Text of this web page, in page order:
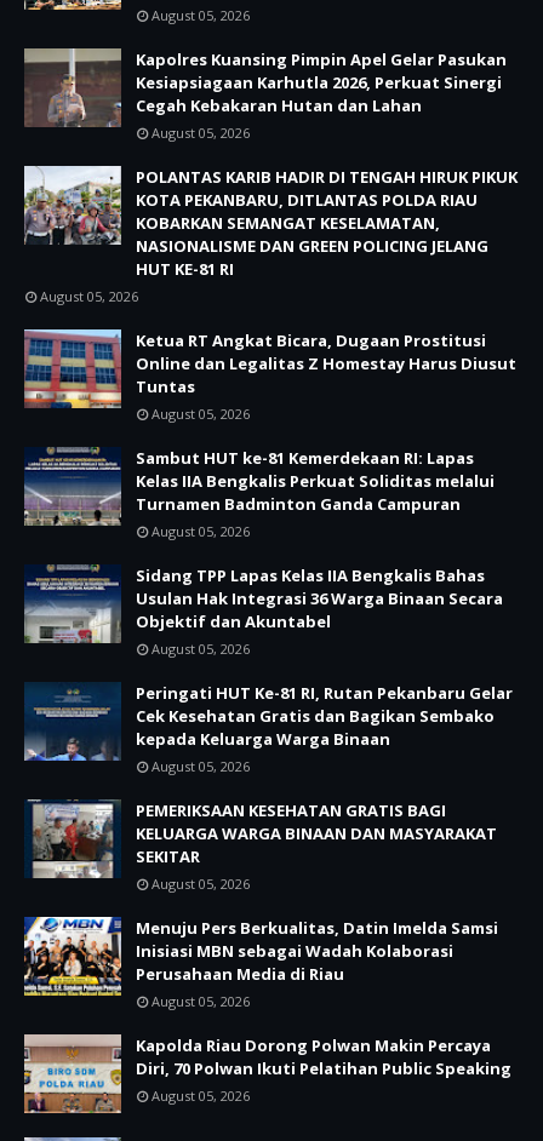
August 05, 2026
Kapolres Kuansing Pimpin Apel Gelar Pasukan
Kesiapsiagaan Karhutla 2026, Perkuat Sinergi
Cegah Kebakaran Hutan dan Lahan
August 05, 2026
POLANTAS KARIB HADIR DI TENGAH HIRUK PIKUK
KOTA PEKANBARU, DITLANTAS POLDA RIAU
KOBARKAN SEMANGAT KESELAMATAN,
NASIONALISME DAN GREEN POLICING JELANG
HUT KE-81 RI
August 05, 2026
Ketua RT Angkat Bicara, Dugaan Prostitusi
Online dan Legalitas Z Homestay Harus Diusut
Tuntas
August 05, 2026
Sambut HUT ke-81 Kemerdekaan RI: Lapas
Kelas IIA Bengkalis Perkuat Soliditas melalui
Turnamen Badminton Ganda Campuran
August 05, 2026
Sidang TPP Lapas Kelas IIA Bengkalis Bahas
Usulan Hak Integrasi 36 Warga Binaan Secara
Objektif dan Akuntabel
August 05, 2026
Peringati HUT Ke-81 RI, Rutan Pekanbaru Gelar
Cek Kesehatan Gratis dan Bagikan Sembako
kepada Keluarga Warga Binaan
August 05, 2026
PEMERIKSAAN KESEHATAN GRATIS BAGI
KELUARGA WARGA BINAAN DAN MASYARAKAT
SEKITAR
August 05, 2026
Menuju Pers Berkualitas, Datin Imelda Samsi
Inisiasi MBN sebagai Wadah Kolaborasi
Perusahaan Media di Riau
August 05, 2026
Kapolda Riau Dorong Polwan Makin Percaya
Diri, 70 Polwan Ikuti Pelatihan Public Speaking
August 05, 2026